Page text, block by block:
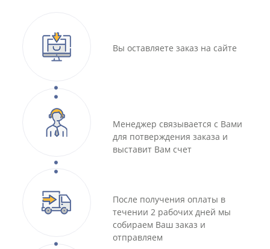
Вы оставляете заказ на сайте
Менеджер связывается с Вами
для потверждения заказа и
выставит Вам счет
После получения оплаты в
течении 2 рабочих дней мы
собираем Ваш заказ и
отправляем